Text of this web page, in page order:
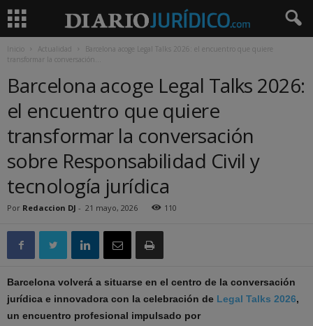
Inicio Actualidad
Barcelona acoge Legal Talks 2026: el encuentro que quiere
transformar la conversación...
Barcelona acoge Legal Talks 2026:
el encuentro que quiere
transformar la conversación
sobre Responsabilidad Civil y
tecnología jurídica
Por Redaccion DJ - 21 mayo, 2026 110
Barcelona volverá a situarse en el centro de la conversación
jurídica e innovadora con la celebración de Legal Talks 2026,
un encuentro profesional impulsado por